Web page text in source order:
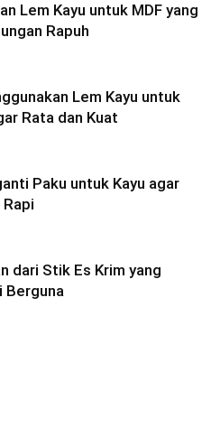
Lem Kayu untuk MDF yang
Rapuh
Lem Kayu untuk
Rata dan Kuat
Paku untuk Kayu agar
dari Stik Es Krim yang
Berguna